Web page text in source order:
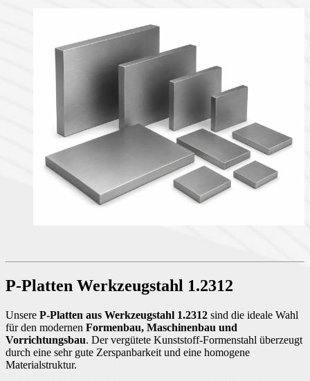
P-Platten Werkzeugstahl 1.2312
Unsere P-Platten aus Werkzeugstahl 1.2312 sind die ideale Wahl
für den modernen Formenbau, Maschinenbau und
Vorrichtungsbau. Der vergütete Kunststoff-Formenstahl überzeugt
durch eine sehr gute Zerspanbarkeit und eine homogene
Materialstruktur.